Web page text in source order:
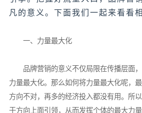
凡的意义。下面我们一起来看看
一、力量最大化
品牌营销的意义不仅局限在传播层面，
力量最大化。那么如何将力量最大化呢，
方向不对，再多的经济投入都没有用。所
于方向上面引领，从而发挥个体的最大力量